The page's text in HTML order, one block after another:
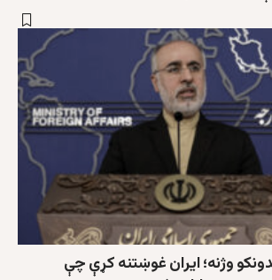
وژنه؛ ایران غوښتنه کړې چې